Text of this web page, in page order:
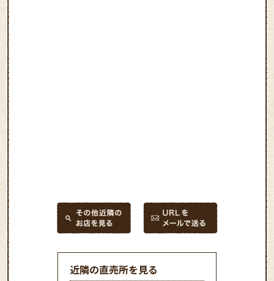
近隣の直売所を見る